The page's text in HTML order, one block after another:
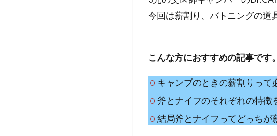
今回は薪割り、バトニングの道
こんな方におすすめの記事です。
キャンプのときの薪割りって
斧とナイフのそれぞれの特徴
結局斧とナイフってどっちが